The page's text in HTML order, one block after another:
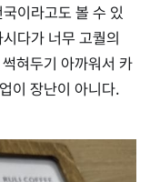
이라고도 볼 수 있
다가 너무 고퀄의
혀두기 아까워서 카
이 장난이 아니다.